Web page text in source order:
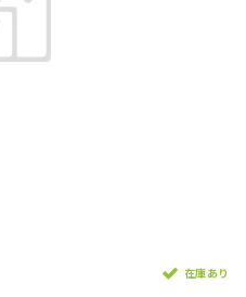
在庫あり